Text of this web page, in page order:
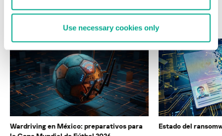
Use necessary cookies only
ÚLTIMAS PUBLICACIONES
Wardriving en México: preparativos para
Estado del